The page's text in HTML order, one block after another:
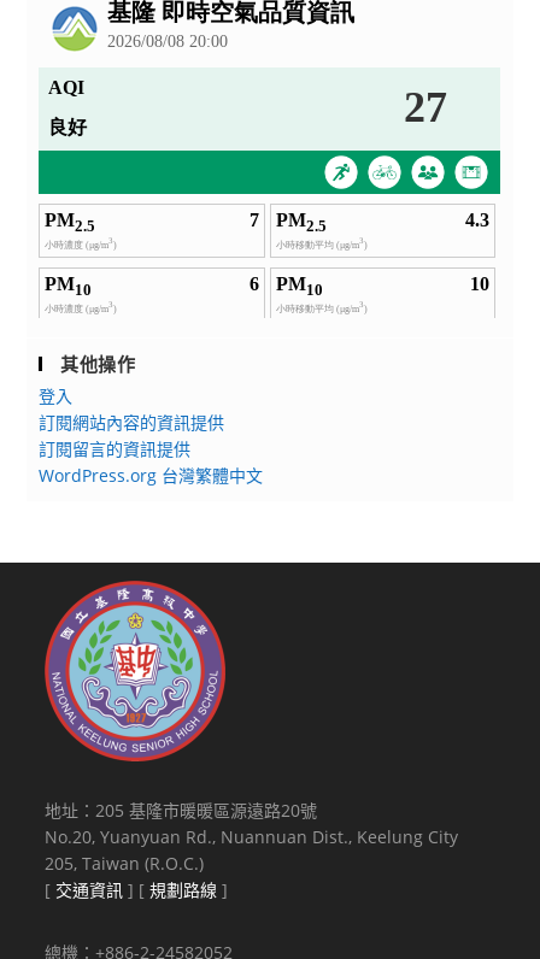
其他操作
登入
訂閱網站內容的資訊提供
訂閱留言的資訊提供
WordPress.org 台灣繁體中文
地址：205 基隆市暖暖區源遠路20號
No.20, Yuanyuan Rd., Nuannuan Dist., Keelung City
205, Taiwan (R.O.C.)
[ 交通資訊 ] [規劃路線 ]
總機：+886-2-24582052